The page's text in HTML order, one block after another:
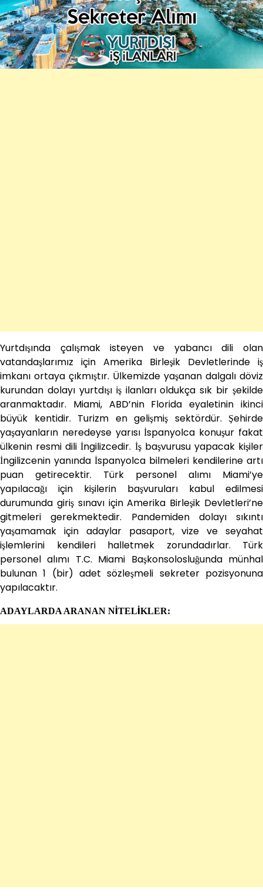
Yurtdışında çalışmak isteyen ve yabancı dili olan
vatandaşlarımız için Amerika Birleşik Devletlerinde iş
imkanı ortaya çıkmıştır. Ülkemizde yaşanan dalgalı döviz
kurundan dolayı yurtdışı iş ilanları oldukça sık bir şekilde
aranmaktadır. Miami, ABD’nin Florida eyaletinin ikinci
büyük kentidir. Turizm en gelişmiş sektördür. Şehirde
yaşayanların neredeyse yarısı İspanyolca konuşur fakat
ülkenin resmi dili İngilizcedir. İş başvurusu yapacak kişiler
İngilizcenin yanında İspanyolca bilmeleri kendilerine artı
puan getirecektir. Türk personel alımı Miami’ye
yapılacağı için kişilerin başvuruları kabul edilmesi
durumunda giriş sınavı için Amerika Birleşik Devletleri’ne
gitmeleri gerekmektedir. Pandemiden dolayı sıkıntı
yaşamamak için adaylar pasaport, vize ve seyahat
işlemlerini kendileri halletmek zorundadırlar. Türk
personel alımı T.C. Miami Başkonsolosluğunda münhal
bulunan 1 (bir) adet sözleşmeli sekreter pozisyonuna
yapılacaktır.
ADAYLARDA ARANAN NİTELİKLER: